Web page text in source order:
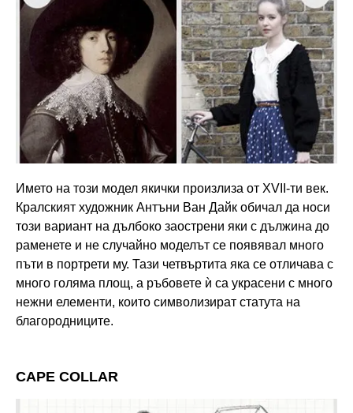
Името на този модел якички произлиза от XVII-ти век.
Кралският художник Антъни Ван Дайк обичал да носи
този вариант на дълбоко заострени яки с дължина до
раменете и не случайно моделът се появявал много
пъти в портрети му. Тази четвъртита яка се отличава с
много голяма площ, а ръбовете ѝ са украсени с много
нежни елементи, които символизират статута на
благородниците.
CAPE COLLAR